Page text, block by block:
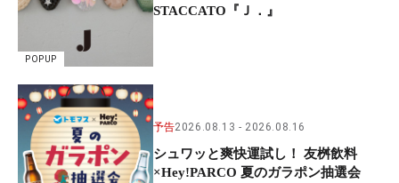
POPUP
STACCATO『Ｊ．』
予告2026.08.13 2026.08.16
シュワッと爽快運試し！ 友桝飲料
×Hey!PARCO 夏のガラポン抽選会